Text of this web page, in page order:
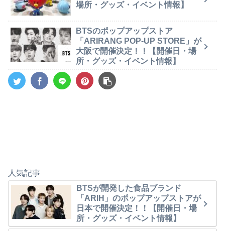
場所・グッズ・イベント情報】
BTSのポップアップストア
「ARIRANG POP-UP STORE」が
大阪で開催決定！！【開催日・場
所・グッズ・イベント情報】
人気記事
BTSが開発した食品ブランド
「ARIH」のポップアップストアが
日本で開催決定！！【開催日・場
所・グッズ・イベント情報】